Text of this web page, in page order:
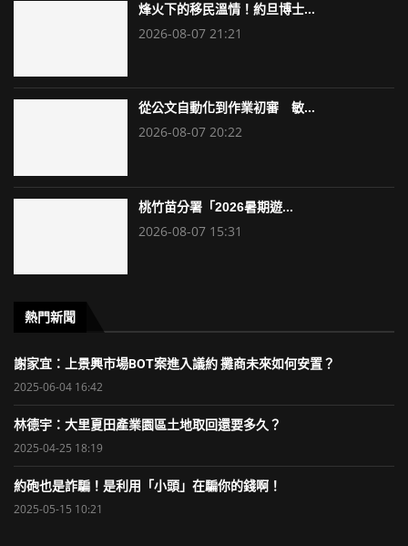
烽火下的移民溫情！約旦博士...
2026-08-07 21:21
從公文自動化到作業初審 敏...
2026-08-07 20:22
桃竹苗分署「2026暑期遊...
2026-08-07 15:31
熱門新聞
謝家宜：上景興市場BOT案進入議約 攤商未來如何安置？
2025-06-04 16:42
林德宇：大里夏田產業園區土地取回還要多久？
2025-04-25 18:19
約砲也是詐騙！是利用「小頭」在騙你的錢啊！
2025-05-15 10:21